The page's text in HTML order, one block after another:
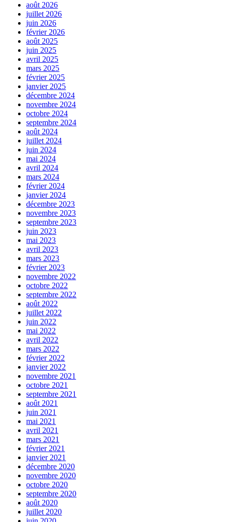
août 2026
juillet 2026
juin 2026
février 2026
août 2025
juin 2025
avril 2025
mars 2025
février 2025
janvier 2025
décembre 2024
novembre 2024
octobre 2024
septembre 2024
août 2024
juillet 2024
juin 2024
mai 2024
avril 2024
mars 2024
février 2024
janvier 2024
décembre 2023
novembre 2023
septembre 2023
juin 2023
mai 2023
avril 2023
mars 2023
février 2023
novembre 2022
octobre 2022
septembre 2022
août 2022
juillet 2022
juin 2022
mai 2022
avril 2022
mars 2022
février 2022
janvier 2022
novembre 2021
octobre 2021
septembre 2021
août 2021
juin 2021
mai 2021
avril 2021
mars 2021
février 2021
janvier 2021
décembre 2020
novembre 2020
octobre 2020
septembre 2020
août 2020
juillet 2020